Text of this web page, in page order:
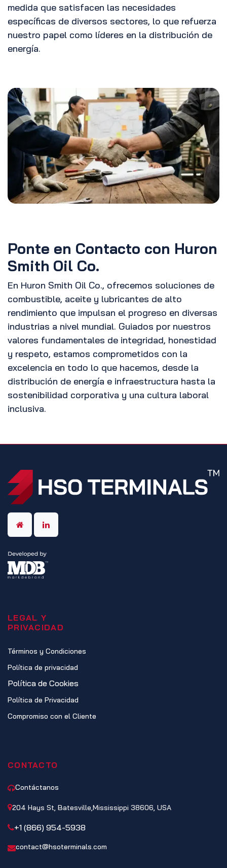
medida que satisfacen las necesidades
específicas de diversos sectores, lo que refuerza
nuestro papel como líderes en la distribución de
energía.
Ponte en Contacto con Huron
Smith Oil Co.
En Huron Smith Oil Co., ofrecemos soluciones de
combustible, aceite y lubricantes de alto
rendimiento que impulsan el progreso en diversas
industrias a nivel mundial. Guiados por nuestros
valores fundamentales de integridad, honestidad
y respeto, estamos comprometidos con la
excelencia en todo lo que hacemos, desde la
distribución de energía e infraestructura hasta la
sostenibilidad corporativa y una cultura laboral
inclusiva.
LEGAL Y
PRIVACIDAD
Términos y Condiciones
Política de privacidad
Política de Cookies
Política de Privacidad
Compromiso con el Cliente
CONTACTO
Contáctanos
204 Hays St, Batesville,Mississippi 38606, USA
+1 (866) 954-5938
contact@hsoterminals.com